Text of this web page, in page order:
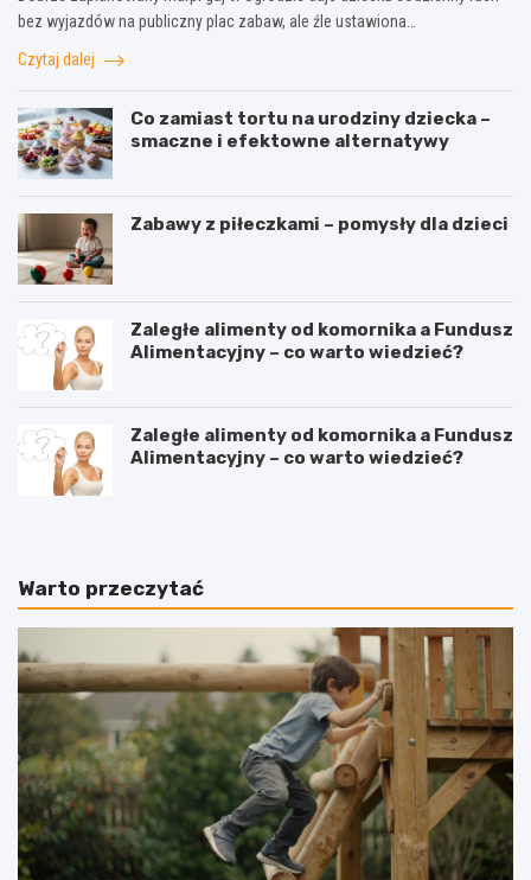
bez wyjazdów na publiczny plac zabaw, ale źle ustawiona…
Czytaj dalej
Co zamiast tortu na urodziny dziecka –
smaczne i efektowne alternatywy
Zabawy z piłeczkami – pomysły dla dzieci
Zaległe alimenty od komornika a Fundusz
Alimentacyjny – co warto wiedzieć?
Zaległe alimenty od komornika a Fundusz
Alimentacyjny – co warto wiedzieć?
Warto przeczytać